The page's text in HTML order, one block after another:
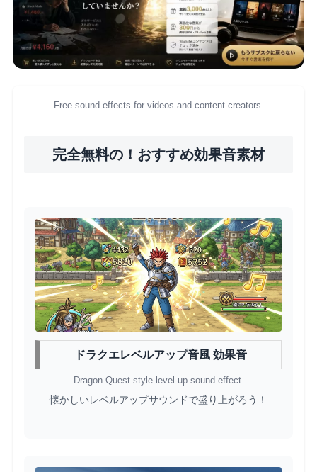
Free sound effects for videos and content creators.
完全無料の！おすすめ効果音素材
ドラクエレベルアップ音風 効果音
Dragon Quest style level-up sound effect.
懐かしいレベルアップサウンドで盛り上がろう！